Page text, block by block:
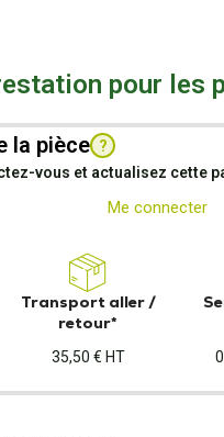
pour les
la pièce ?
vous et actualisez cette
Me connecter
Transport aller /
retour*
35,50 € HT